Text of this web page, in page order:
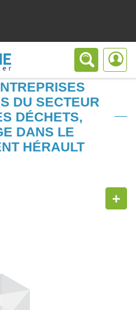
DU SECTEUR
DÉCHETS,
DANS LE
HÉRAULT
+